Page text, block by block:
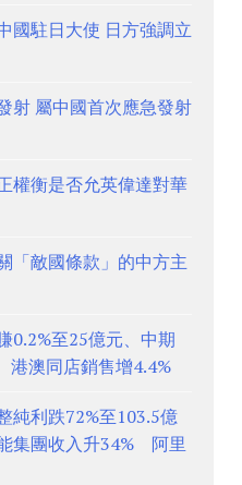
國駐日大使 日方強調立
射 屬中國首次應急發射
權衡是否允英偉達對華
「敵國條款」的中方主
0.2%至25億元、中期
澳同店銷售增4.4%
純利跌72%至103.5億
集團收入升34% 阿里